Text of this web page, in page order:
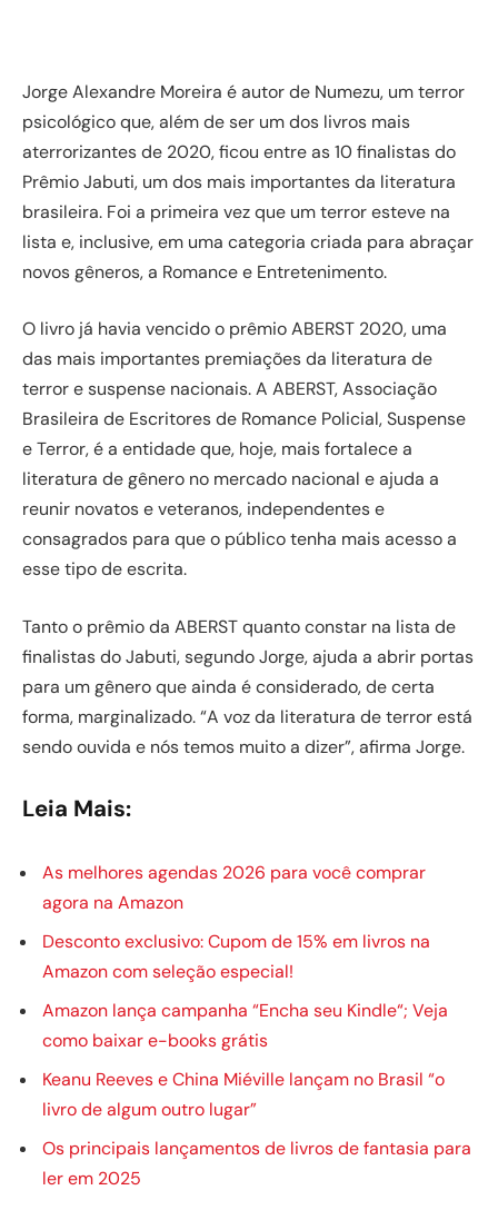
Jorge Alexandre Moreira é autor de Numezu, um terror
psicológico que, além de ser um dos livros mais
aterrorizantes de 2020, ficou entre as 10 finalistas do
Prêmio Jabuti, um dos mais importantes da literatura
brasileira. Foi a primeira vez que um terror esteve na
lista e, inclusive, em uma categoria criada para abraçar
novos gêneros, a Romance e Entretenimento.
O livro já havia vencido o prêmio ABERST 2020, uma
das mais importantes premiações da literatura de
terror e suspense nacionais. A ABERST, Associação
Brasileira de Escritores de Romance Policial, Suspense
e Terror, é a entidade que, hoje, mais fortalece a
literatura de gênero no mercado nacional e ajuda a
reunir novatos e veteranos, independentes e
consagrados para que o público tenha mais acesso a
esse tipo de escrita.
Tanto o prêmio da ABERST quanto constar na lista de
finalistas do Jabuti, segundo Jorge, ajuda a abrir portas
para um gênero que ainda é considerado, de certa
forma, marginalizado. “A voz da literatura de terror está
sendo ouvida e nós temos muito a dizer”, afirma Jorge.
Leia Mais:
As melhores agendas 2026 para você comprar
agora na Amazon
Desconto exclusivo: Cupom de 15% em livros na
Amazon com seleção especial!
Amazon lança campanha “Encha seu Kindle“; Veja
como baixar e-books grátis
Keanu Reeves e China Miéville lançam no Brasil “o
livro de algum outro lugar”
Os principais lançamentos de livros de fantasia para
ler em 2025